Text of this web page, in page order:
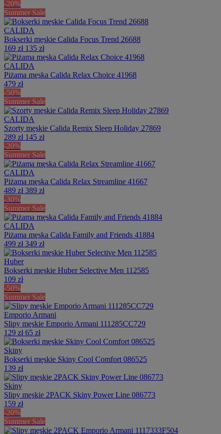
-20%
Summer Sale
CALIDA
Bokserki męskie Calida Focus Trend 26688
169 zł 135 zł
CALIDA
Piżama męska Calida Relax Choice 41968
479 zł
-50%
Summer Sale
CALIDA
Szorty męskie Calida Remix Sleep Holiday 27869
289 zł 145 zł
-20%
Summer Sale
CALIDA
Piżama męska Calida Relax Streamline 41667
489 zł 389 zł
-30%
Summer Sale
CALIDA
Piżama męska Calida Family and Friends 41884
499 zł 349 zł
Huber
Bokserki męskie Huber Selective Men 112585
109 zł
-50%
Summer Sale
Emporio Armani
Slipy męskie Emporio Armani 111285CC729
129 zł 65 zł
Skiny
Bokserki męskie Skiny Cool Comfort 086525
139 zł
Skiny
Slipy męskie 2PACK Skiny Power Line 086773
159 zł
-20%
Summer Sale